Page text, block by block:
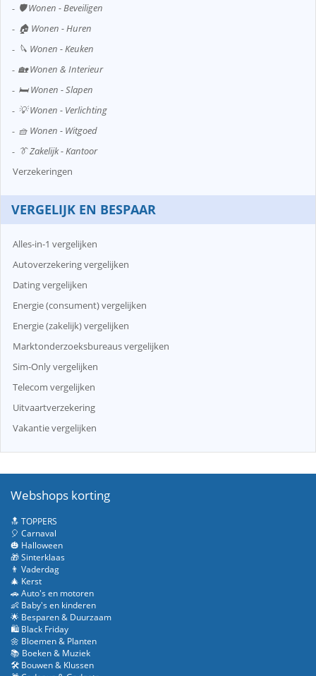
🛡️ Wonen - Beveiligen
🏠 Wonen - Huren
🔪 Wonen - Keuken
🏡 Wonen & Interieur
🛏️ Wonen - Slapen
💡 Wonen - Verlichting
🧺 Wonen - Witgoed
👔 Zakelijk - Kantoor
Verzekeringen
VERGELIJK EN BESPAAR
Alles-in-1 vergelijken
Autoverzekering vergelijken
Dating vergelijken
Energie (consument) vergelijken
Energie (zakelijk) vergelijken
Marktonderzoeksbureaus vergelijken
Sim-Only vergelijken
Telecom vergelijken
Uitvaartverzekering
Vakantie vergelijken
Webshops korting
🔝 TOPPERS
🎈 Carnaval
🎃 Halloween
🎁 Sinterklaas
👨 Vaderdag
🎄 Kerst
🚗 Auto's en motoren
👶 Baby's en kinderen
🌟 Besparen & Duurzaam
🛍️ Black Friday
🌼 Bloemen & Planten
📚 Boeken & Muziek
🛠️ Bouwen & Klussen